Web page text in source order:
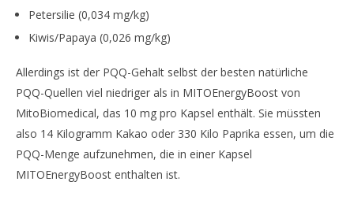
Petersilie (0,034 mg/kg)
Kiwis/Papaya (0,026 mg/kg)
Allerdings ist der PQQ-Gehalt selbst der besten natürliche
PQQ-Quellen viel niedriger als in MITOEnergyBoost von
MitoBiomedical, das 10 mg pro Kapsel enthält. Sie müssten
also 14 Kilogramm Kakao oder 330 Kilo Paprika essen, um die
PQQ-Menge aufzunehmen, die in einer Kapsel
MITOEnergyBoost enthalten ist.